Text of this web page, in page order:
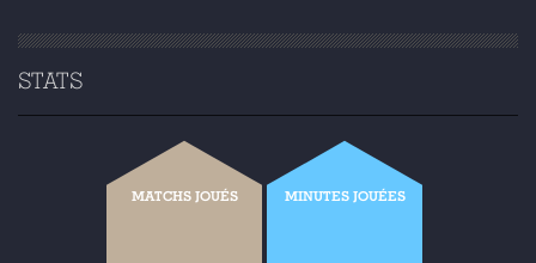
STATS
MATCHS JOUÉS MINUTES JOUÉES